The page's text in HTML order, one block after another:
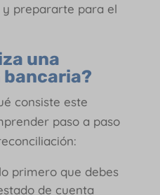
prepararte para el
una
consiste este
paso a paso
lo primero que debes
de cuenta